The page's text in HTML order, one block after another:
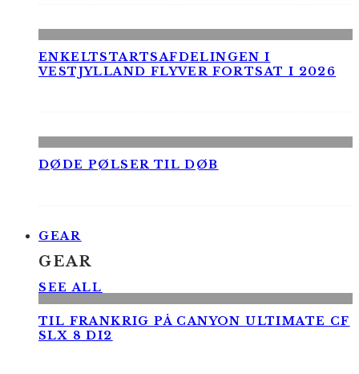
ENKELTSTARTSAFDELINGEN I
VESTJYLLAND FLYVER FORTSAT I 2026
DØDE PØLSER TIL DØB
GEAR
GEAR
SEE ALL
TIL FRANKRIG PÅ CANYON ULTIMATE CF
SLX 8 DI2